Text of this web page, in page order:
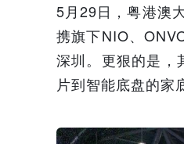
5月29日，粤港澳
携旗下NIO、
深圳。更狠的是，
片到智能底盘的家